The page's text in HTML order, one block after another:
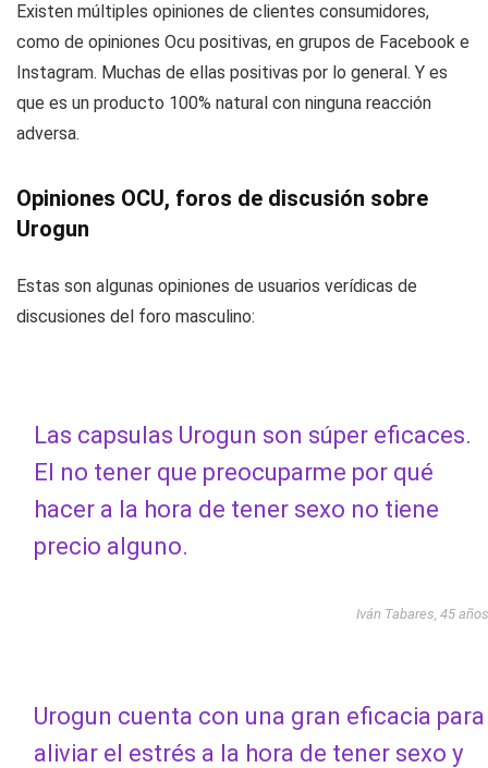
Existen múltiples opiniones de clientes consumidores,
como de opiniones Ocu positivas, en grupos de Facebook e
Instagram. Muchas de ellas positivas por lo general. Y es
que es un producto 100% natural con ninguna reacción
adversa.
Opiniones OCU, foros de discusión sobre
Urogun
Estas son algunas opiniones de usuarios verídicas de
discusiones del foro masculino:
Las capsulas Urogun son súper eficaces.
El no tener que preocuparme por qué
hacer a la hora de tener sexo no tiene
precio alguno.
Iván Tabares, 45 años
Urogun cuenta con una gran eficacia para
aliviar el estrés a la hora de tener sexo y